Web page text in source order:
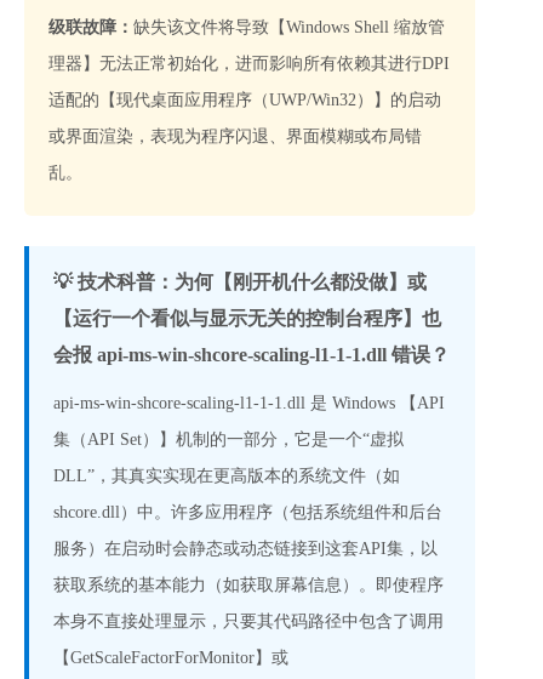
级联故障： 缺失该文件将导致【Windows Shell 缩放管
理器】无法正常初始化，进而影响所有依赖其进行DPI
适配的【现代桌面应用程序（UWP/Win32）】的启动
或界面渲染，表现为程序闪退、界面模糊或布局错
乱。
💡 技术科普：为何【刚开机什么都没做】或
【运行一个看似与显示无关的控制台程序】也
会报 api-ms-win-shcore-scaling-l1-1-1.dll 错误？
api-ms-win-shcore-scaling-l1-1-1.dll 是 Windows 【API
集（API Set）】机制的一部分，它是一个“虚拟
DLL”，其真实实现在更高版本的系统文件（如
shcore.dll）中。许多应用程序（包括系统组件和后台
服务）在启动时会静态或动态链接到这套API集，以
获取系统的基本能力（如获取屏幕信息）。即使程序
本身不直接处理显示，只要其代码路径中包含了调用
【GetScaleFactorForMonitor】或